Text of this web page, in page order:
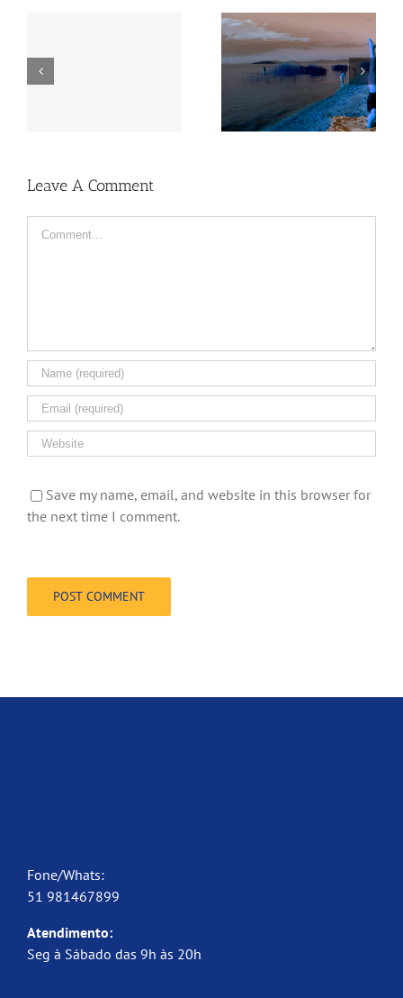
Leave A Comment
Comment
Save my name, email, and website in this browser for
the next time I comment.
Fone/Whats:
51 981467899
Atendimento:
Seg à Sábado das 9h às 20h